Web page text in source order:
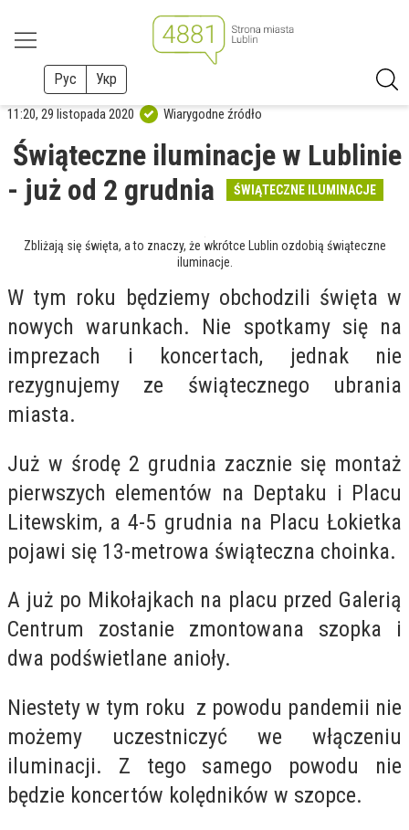
Рус Укр
11:20, 29 listopada 2020 Wiarygodne źródło
Świąteczne iluminacje w Lublinie
- już od 2 grudnia
ŚWIĄTECZNE ILUMINACJE
Zbliżają się święta, a to znaczy, że wkrótce Lublin ozdobią świąteczne
iluminacje.
W tym roku będziemy obchodzili święta w
nowych warunkach. Nie spotkamy się na
imprezach i koncertach, jednak nie
rezygnujemy ze świątecznego ubrania
miasta.
Już w środę 2 grudnia zacznie się montaż
pierwszych elementów na Deptaku i Placu
Litewskim, a 4-5 grudnia na Placu Łokietka
pojawi się 13-metrowa świąteczna choinka.
A już po Mikołajkach na placu przed Galerią
Centrum zostanie zmontowana szopka i
dwa podświetlane anioły.
Niestety w tym roku z powodu pandemii nie
możemy uczestniczyć we włączeniu
iluminacji. Z tego samego powodu nie
będzie koncertów kolędników w szopce.